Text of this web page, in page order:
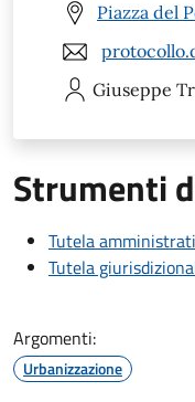
Piazza del
Giuseppe
Strumenti
Tutela
Tutela
Argomenti:
Urbanizzazione